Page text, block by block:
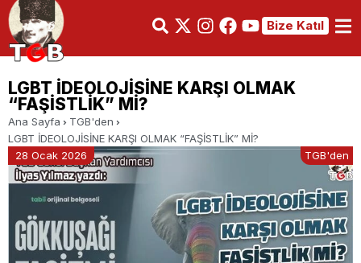
Bize Katıl
LGBT İDEOLOJİSİNE KARŞI OLMAK
“FAŞİSTLİK” Mİ?
Ana Sayfa
TGB'den
LGBT İDEOLOJİSİNE KARŞI OLMAK “FAŞİSTLİK” Mİ?
28 Ocak 2026
TGB'den